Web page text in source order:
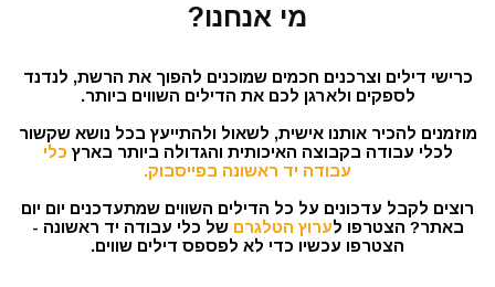
מי אנחנו?
כרישי דילים וצרכנים חכמים שמוכנים להפוך את הרשת, לנדנד
לספקים ולארגן לכם את הדילים השווים ביותר.
מוזמנים להכיר אותנו אישית, לשאול ולהתייעץ בכל נושא שקשור
לכלי עבודה בקבוצה האיכותית והגדולה ביותר בארץ כלי
עבודה יד ראשונה בפייסבוק.
רוצים לקבל עדכונים על כל הדילים השווים שמתעדכנים יום יום
באתר? הצטרפו לערוץ הטלגרם של כלי עבודה יד ראשונה -
הצטרפו עכשיו כדי לא לפספס דילים שווים.